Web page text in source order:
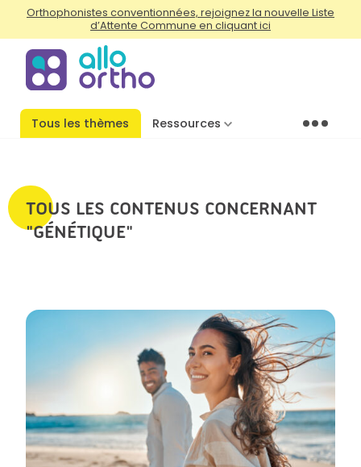
Orthophonistes conventionnées, rejoignez la nouvelle Liste
d’Attente Commune en cliquant ici
Tous les thèmes Ressources Menu
TOUS LES CONTENUS CONCERNANT
"GÉNÉTIQUE"